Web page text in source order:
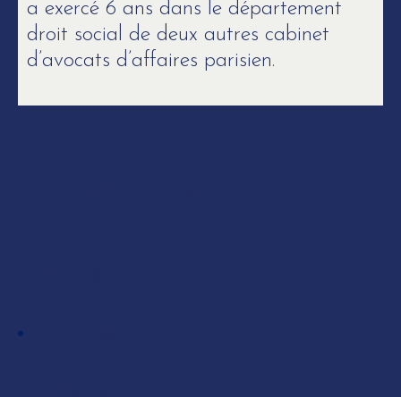
a exercé 6 ans dans le département
droit social de deux autres cabinet
d’avocats d’affaires parisien.